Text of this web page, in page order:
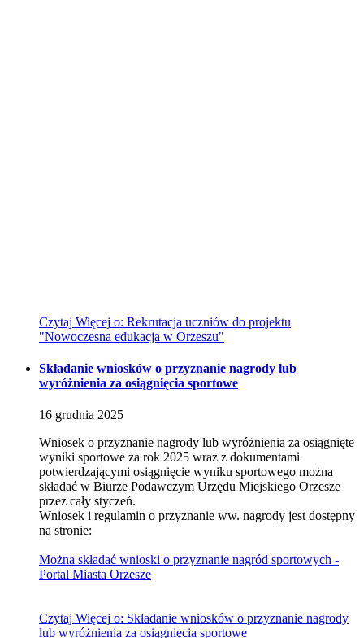
Czytaj Więcej o: Rekrutacja uczniów do projektu
"Nowoczesna edukacja w Orzeszu"
Składanie wniosków o przyznanie nagrody lub
wyróżnienia za osiągnięcia sportowe
16 grudnia 2025
Wniosek o przyznanie nagrody lub wyróżnienia za osiągnięte
wyniki sportowe za rok 2025 wraz z dokumentami
potwierdzającymi osiągnięcie wyniku sportowego można
składać w Biurze Podawczym Urzędu Miejskiego Orzesze
przez cały styczeń.
Wniosek i regulamin o przyznanie ww. nagrody jest dostępny
na stronie:
Można składać wnioski o przyznanie nagród sportowych -
Portal Miasta Orzesze
Czytaj Więcej o: Składanie wniosków o przyznanie nagrody
lub wyróżnienia za osiągnięcia sportowe